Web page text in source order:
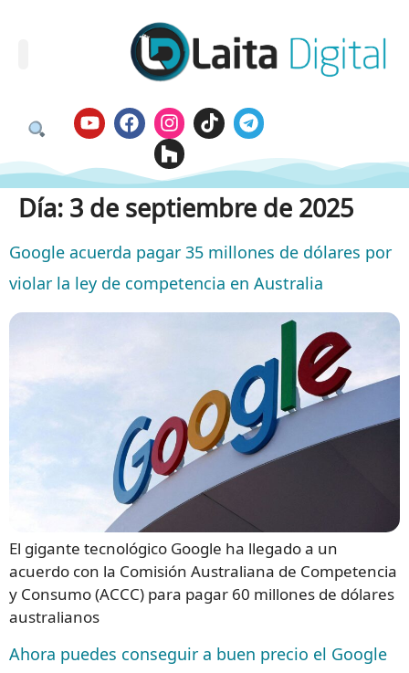
Día: 3 de septiembre de 2025
Google acuerda pagar 35 millones de dólares por
violar la ley de competencia en Australia
El gigante tecnológico Google ha llegado a un
acuerdo con la Comisión Australiana de Competencia
y Consumo (ACCC) para pagar 60 millones de dólares
australianos
Ahora puedes conseguir a buen precio el Google